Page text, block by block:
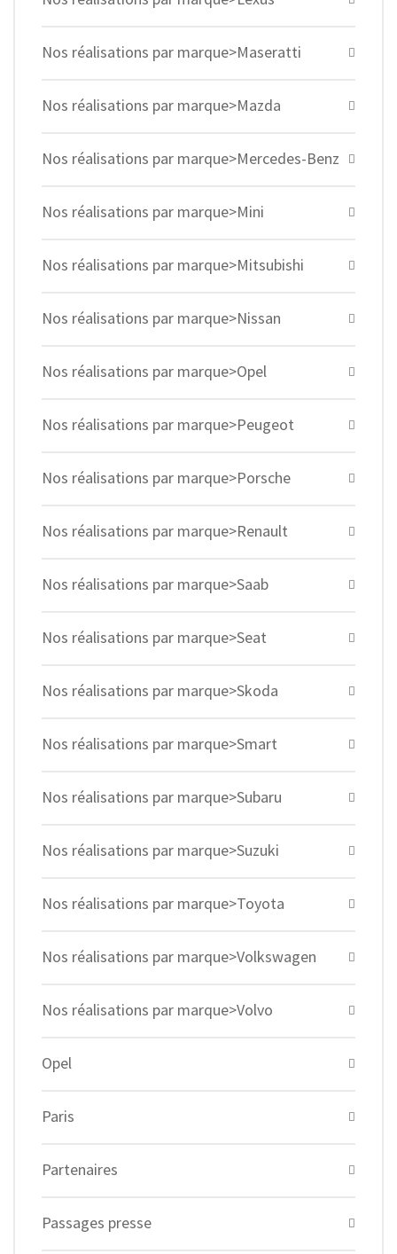
Nos réalisations par marque>Maseratti
Nos réalisations par marque>Mazda
Nos réalisations par marque>Mercedes-Benz
Nos réalisations par marque>Mini
Nos réalisations par marque>Mitsubishi
Nos réalisations par marque>Nissan
Nos réalisations par marque>Opel
Nos réalisations par marque>Peugeot
Nos réalisations par marque>Porsche
Nos réalisations par marque>Renault
Nos réalisations par marque>Saab
Nos réalisations par marque>Seat
Nos réalisations par marque>Skoda
Nos réalisations par marque>Smart
Nos réalisations par marque>Subaru
Nos réalisations par marque>Suzuki
Nos réalisations par marque>Toyota
Nos réalisations par marque>Volkswagen
Nos réalisations par marque>Volvo
Opel
Paris
Partenaires
Passages presse